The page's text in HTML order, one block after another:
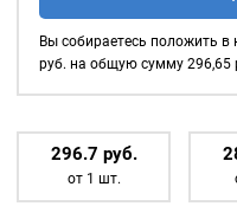
установки
кнопок
Вы собираетесь положить в
руб. на общую сумму 296,65
296.7 руб.
от 1 шт.